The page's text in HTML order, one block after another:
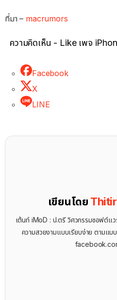
ที่มา – macrumors
ความคิดเห็น - Like เพจ
Facebook
X
LINE
เขียนโดย
เต้นท์ iMoD : ป.ตรี วิศวกรรมซอฟต์แ
ความสวยงามแบบเรียบง่าย ตามแ